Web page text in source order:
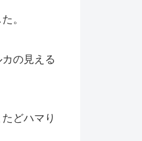
。
の見える
どハマり